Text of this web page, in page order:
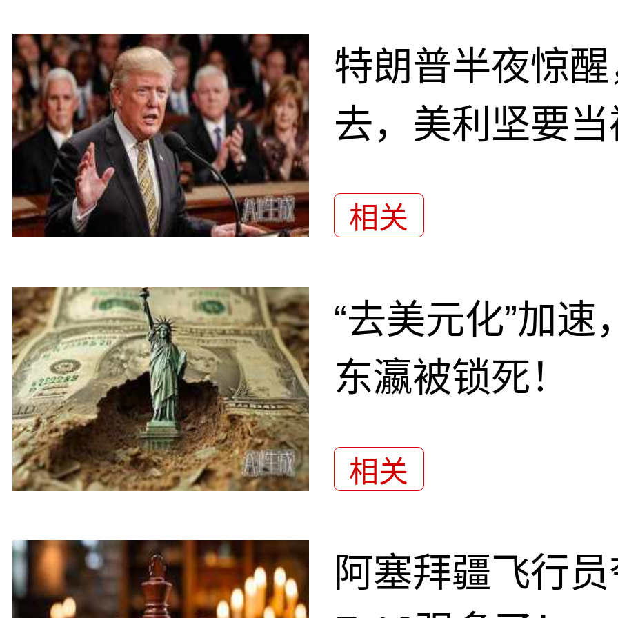
特朗普半夜惊
去，美利坚要
相关
“去美元化”加
东瀛被锁死！
相关
阿塞拜疆飞行